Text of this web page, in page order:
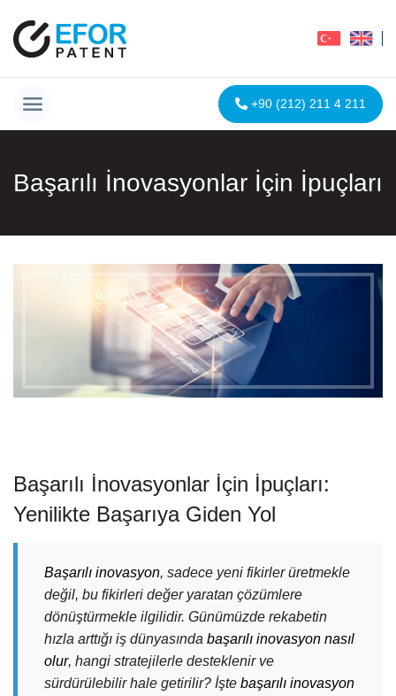
+90 (212) 211 4 211
Başarılı İnovasyonlar İçin İpuçları
Başarılı İnovasyonlar İçin İpuçları:
Yenilikte Başarıya Giden Yol
Başarılı inovasyon, sadece yeni fikirler üretmekle
değil, bu fikirleri değer yaratan çözümlere
dönüştürmekle ilgilidir. Günümüzde rekabetin
hızla arttığı iş dünyasında başarılı inovasyon nasıl
olur, hangi stratejilerle desteklenir ve
sürdürülebilir hale getirilir? İşte başarılı inovasyon